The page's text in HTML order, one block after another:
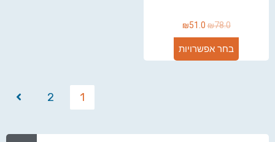
₪78.0
₪51.0
בחר אפשרויות
1
2